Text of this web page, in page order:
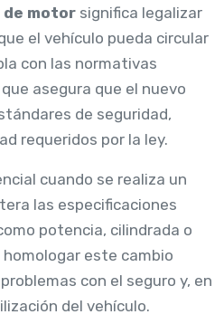
de motor significa legalizar
el vehículo pueda circular
con las normativas
asegura que el nuevo
de seguridad,
requeridos por la ley.
cuando se realiza un
las especificaciones
potencia, cilindrada o
este cambio
con el seguro y, en
del vehículo.